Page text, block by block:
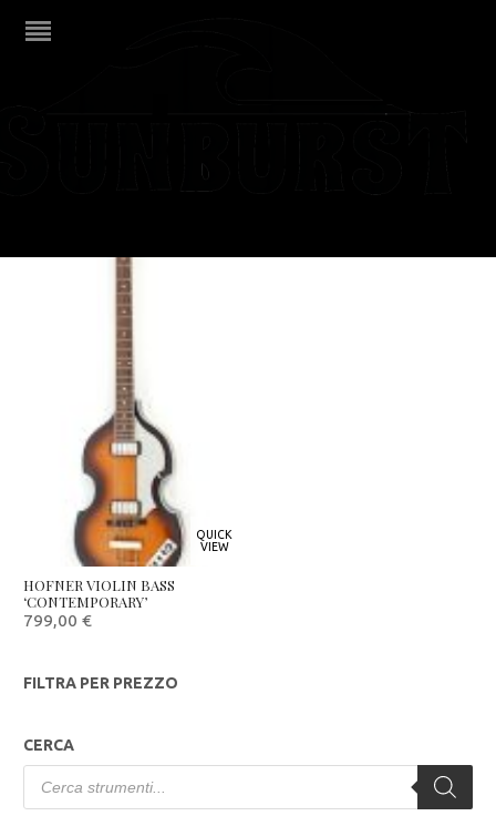
QUICK
VIEW
HOFNER VIOLIN BASS
‘CONTEMPORARY’
799,00€
FILTRA PER PREZZO
CERCA
Products
search